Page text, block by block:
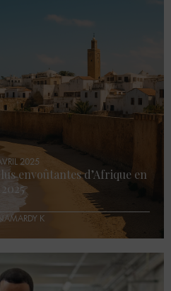
2025
envoûtantes d’Afrique en
2025
K